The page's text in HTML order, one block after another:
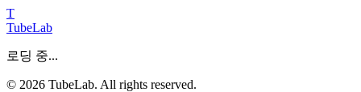
T
TubeLab
로딩 중...
© 2026 TubeLab. All rights reserved.